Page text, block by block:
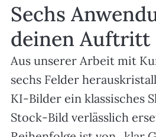
Sechs
deinen Auftritt
Aus unserer Arbeit mit
sechs Felder
KI-Bilder ein klassisches
Stock-Bild verlässlich